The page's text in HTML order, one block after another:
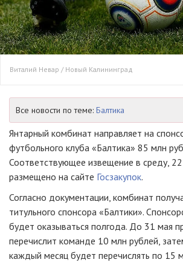
Виталий Невар / Новый Калининград
Все новости по теме: Балтика
Янтарный комбинат направляет на
футбольного клуба «Балтика» 85 млн
Соответствующее извещение в среду, 22
размещено на сайте Госзакупок.
Согласно документации, комбинат
титульного спонсора «Балтики».
будет оказываться полгода. До 31 мая
перечислит команде 10 млн рублей,
каждый месяц будет перечислять по 15